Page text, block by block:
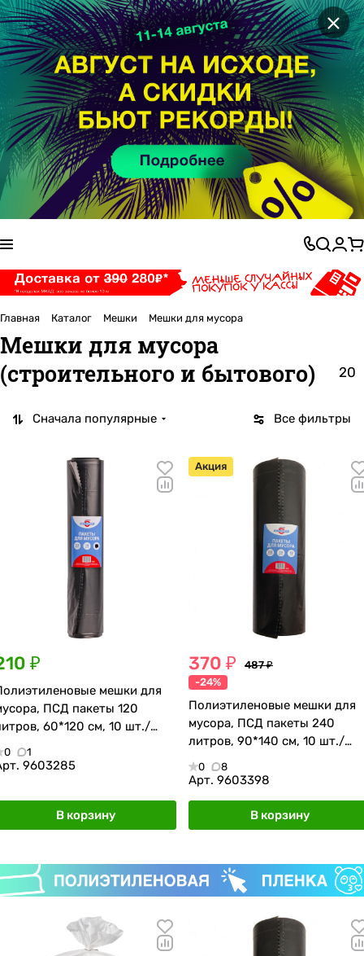
×
Главная Каталог Мешки Мешки для мусора
Мешки для мусора
(строительного и бытового)
20
Все фильтры
Сначала популярные
₽
мешки для
ПСД пакеты 120
60*120 см, 10 шт./
0 1
9603285
В корзину
Акция
370 ₽
487 ₽
-24%
Полиэтиленовые мешки для
мусора, ПСД пакеты 240
литров, 90*140 см, 10 шт./
рулон
0 8
Арт. 9603398
В корзину